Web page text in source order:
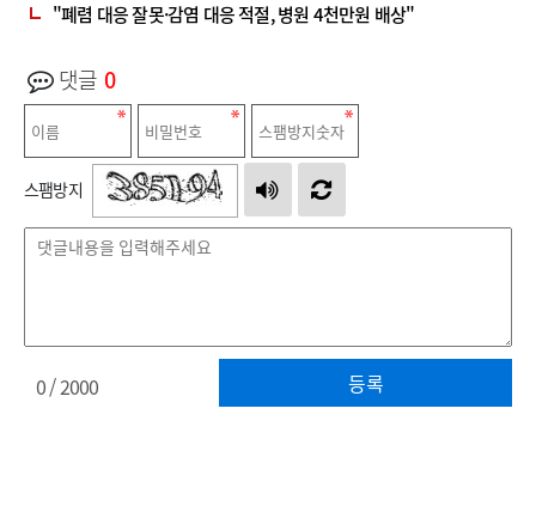
"폐렴 대응 잘못·감염 대응 적절, 병원 4천만원 배상"
댓글 0
스팸방지
등록
0/ 2000